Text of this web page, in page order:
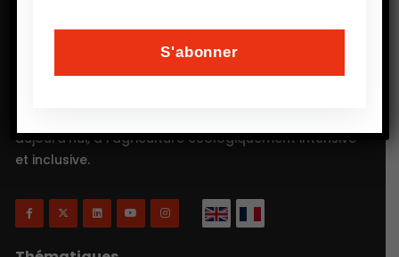
aujourd’hui, à l’agriculture écologiquement intensive
et inclusive.